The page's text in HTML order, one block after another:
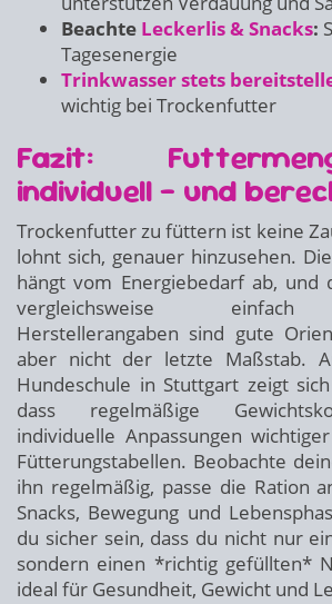
Beachte Leckerlis & Snacks:
Tagesenergie
Trinkwasser stets
wichtig bei Trockenfutter
Fazit:
individuell – und
Trockenfutter zu füttern ist keine
lohnt sich, genauer hinzusehen.
hängt vom Energiebedarf ab, und
vergleichsweise einfach
Herstellerangaben sind gute
aber nicht der letzte Maßstab.
Hundeschule in Stuttgart zeigt
dass regelmäßige
individuelle Anpassungen
Fütterungstabellen. Beobachte
ihn regelmäßig, passe die Ration
Snacks, Bewegung und
du sicher sein, dass du nicht nur
sondern einen *richtig gefüllten*
ideal für Gesundheit, Gewicht und